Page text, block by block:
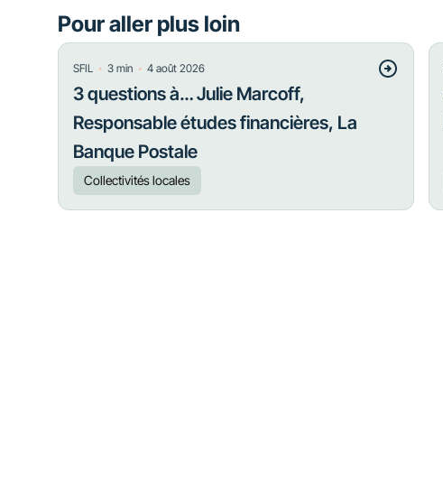
Pour aller plus loin
SFIL ・ 3 min ・ 4 août 2026
3 questions à… Julie Marcoff,
Responsable études financières, La
Banque Postale
Collectivités locales